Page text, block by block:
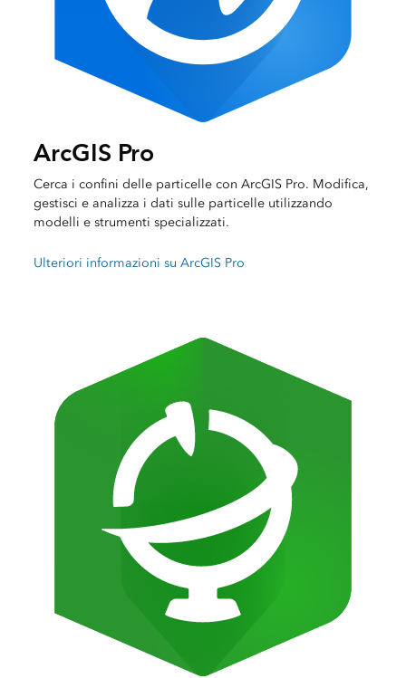
ArcGIS Pro
Cerca i confini delle particelle con ArcGIS Pro. Modifica,
gestisci e analizza i dati sulle particelle utilizzando
modelli e strumenti specializzati.
Ulteriori informazioni su ArcGIS Pro